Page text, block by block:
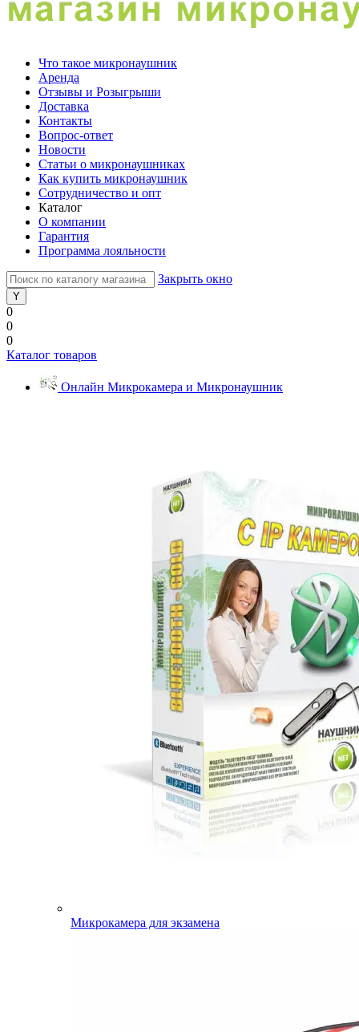
Что такое микронаушник
Аренда
Отзывы и Розыгрыши
Доставка
Контакты
Вопрос-ответ
Новости
Статьи о микронаушниках
Как купить микронаушник
Сотрудничество и опт
Каталог
О компании
Гарантия
Программа лояльности
Закрыть окно
0
0
0
Каталог товаров
Онлайн Микрокамера и Микронаушник
Микрокамера для экзамена